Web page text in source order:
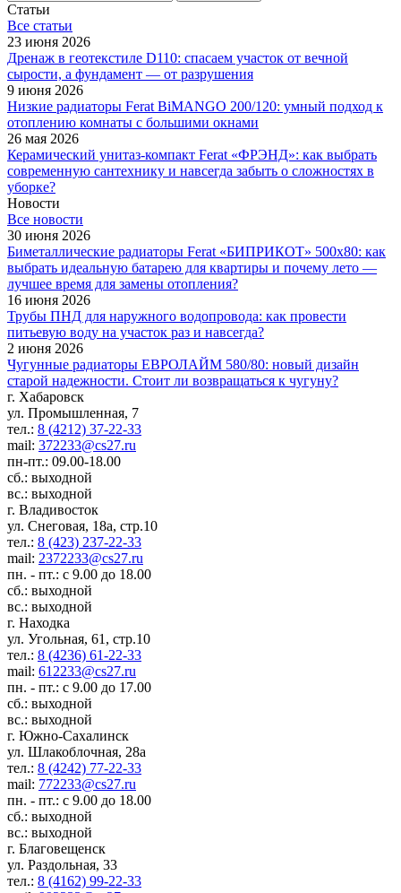
Статьи
Все cтатьи
23 июня 2026
Дренаж в геотекстиле D110: спасаем участок от вечной
сырости, а фундамент — от разрушения
9 июня 2026
Низкие радиаторы Ferat BiMANGO 200/120: умный подход к
отоплению комнаты с большими окнами
26 мая 2026
Керамический унитаз-компакт Ferat «ФРЭНД»: как выбрать
современную сантехнику и навсегда забыть о сложностях в
уборке?
Новости
Все новости
30 июня 2026
Биметаллические радиаторы Ferat «БИПРИКОТ» 500x80: как
выбрать идеальную батарею для квартиры и почему лето —
лучшее время для замены отопления?
16 июня 2026
Трубы ПНД для наружного водопровода: как провести
питьевую воду на участок раз и навсегда?
2 июня 2026
Чугунные радиаторы ЕВРОЛАЙМ 580/80: новый дизайн
старой надежности. Стоит ли возвращаться к чугуну?
г. Хабаровск
ул. Промышленная, 7
тел.: 8 (4212) 37-22-33
mail: 372233@cs27.ru
пн-пт.: 09.00-18.00
сб.: выходной
вс.: выходной
г. Владивосток
ул. Снеговая, 18а, стр.10
тел.: 8 (423) 237-22-33
mail: 2372233@cs27.ru
пн. - пт.: с 9.00 до 18.00
сб.: выходной
вс.: выходной
г. Находка
ул. Угольная, 61, стр.10
тел.: 8 (4236) 61-22-33
mail: 612233@cs27.ru
пн. - пт.: с 9.00 до 17.00
сб.: выходной
вс.: выходной
г. Южно-Сахалинск
ул. Шлакоблочная, 28а
тел.: 8 (4242) 77-22-33
mail: 772233@cs27.ru
пн. - пт.: с 9.00 до 18.00
сб.: выходной
вс.: выходной
г. Благовещенск
ул. Раздольная, 33
тел.: 8 (4162) 99-22-33